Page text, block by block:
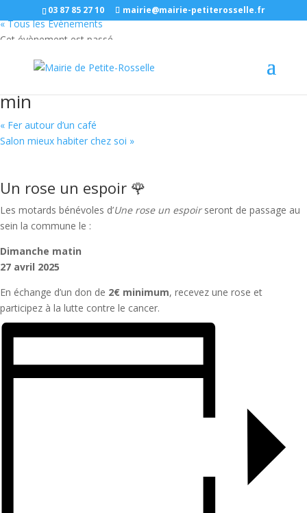
03 87 85 27 10 mairie@mairie-petiterosselle.fr
« Tous les Évènements
Cet évènement est passé
Un rose un espoir
min
« Fer autour d’un café
Salon mieux habiter chez soi »
Un rose un espoir 🌹
Les motards bénévoles d’Une rose un espoirseront de passage au
sein la commune le :
Dimanche matin
27 avril 2025
En échange d’un don de 2€ minimum, recevez une rose et
participez à la lutte contre le cancer.